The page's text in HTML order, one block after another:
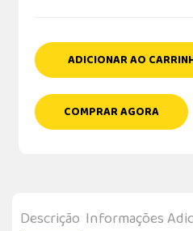
ADICIONAR AO
COMPRAR AGORA
Descrição Informações